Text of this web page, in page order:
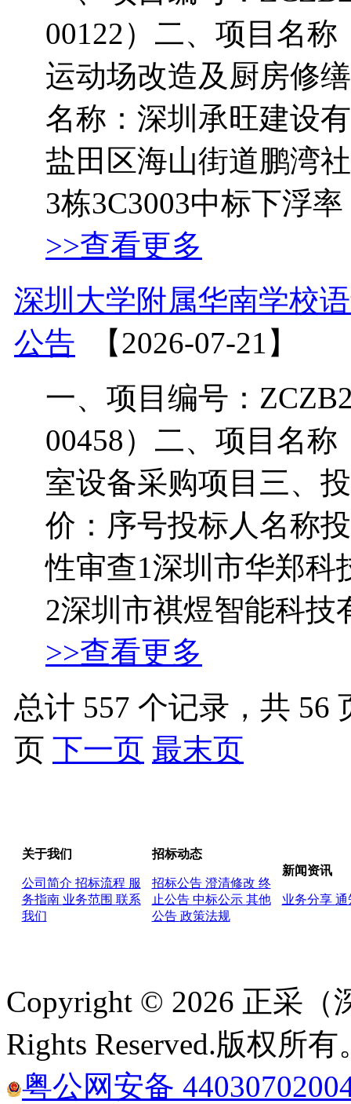
00122）二、项目名
运动场改造及厨房修
名称：深圳承旺建设
盐田区海山街道鹏湾
3栋3C3003中标下浮
>>查看更多
深圳大学附属华南学校
公告 【2026-07-21】
一、项目编号：
00458）二、项目名
室设备采购项目三、
价：序号投标人名称
性审查1深圳市华郑科
2深圳市祺煜智能科技
>>查看更多
总计 557 个记录，共 56
页 下一页 最末页
关于我们
公司简介 招标流程 服
务指南 业务范围 联系
我们
招标动态
招标公告 澄清修改 终
止公告 中标公示 其他
公告 政策法规
新闻资讯
业务分享 通
Copyright © 2026 正采
Rights Reserved.版权所
粤公网安备